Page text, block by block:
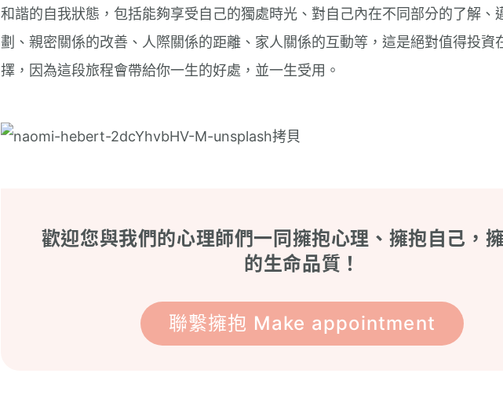
和諧的自我狀態，包括能夠享受自己的獨處時光、對自己內在不同部分的了解、
劃、親密關係的改善、人際關係的距離、家人關係的互動等，這是絕對值得投資
擇，因為這段旅程會帶給你一生的好處，並一生受用。
歡迎您與我們的心理師們一同擁抱心理、擁抱自己，
的生命品質！
聯繫擁抱 Make appointment